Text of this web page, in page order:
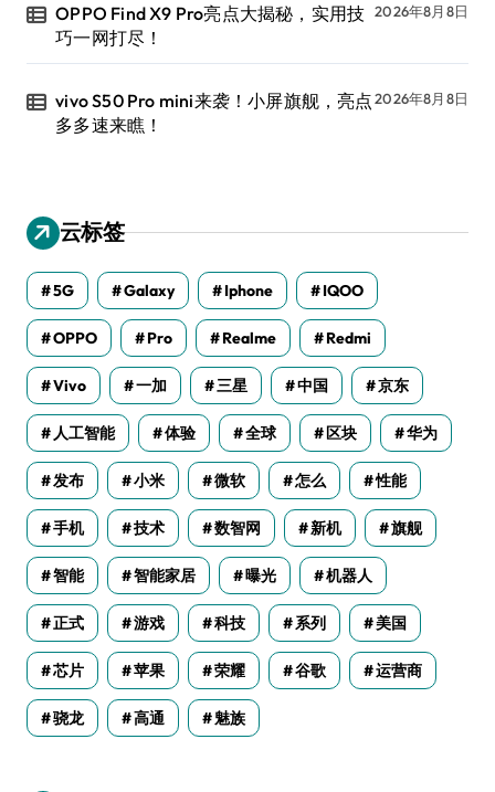
OPPO Find X9 Pro亮点大揭秘，实用技
巧一网打尽！
2026年8月8日
vivo S50 Pro mini来袭！小屏旗舰，亮点
多多速来瞧！
2026年8月8日
云标签
5G Galaxy Iphone IQOO
OPPO Pro Realme Redmi
Vivo 一加 三星 中国 京东
人工智能 体验 全球 区块 华为
发布 小米 微软 怎么 性能
手机 技术 数智网 新机 旗舰
智能 智能家居 曝光 机器人
正式 游戏 科技 系列 美国
芯片 苹果 荣耀 谷歌 运营商
骁龙 高通 魅族